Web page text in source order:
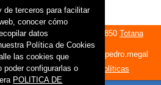
San Cristobal,25-1ºC - 30850 Totana
) ESPAÑA
· skype: pedro.megal
Intranet-Correo web Políticas
de terceros para facilitar
conocer cómo
datos
Política de Cookies
las cookies que
poder configurarlas o
POLITICA DE